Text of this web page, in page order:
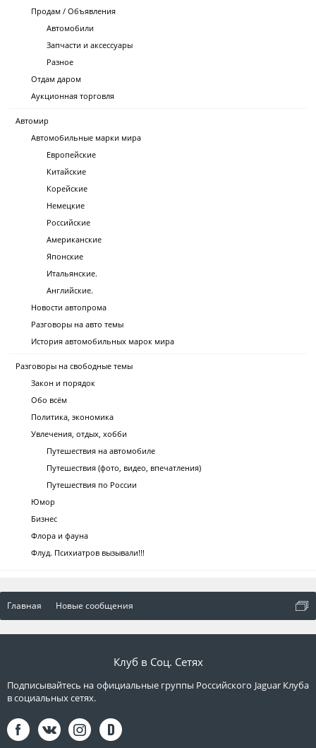
Продам / Объявления
Автомобили
Запчасти и аксессуары
Разное
Отдам даром
Аукционная торговля
Автомир
Автомобильные марки мира
Европейские
Китайские
Корейские
Немецкие
Российские
Американские
Японские
Итальянские.
Английские.
Новости автопрома
Разговоры на авто темы
История автомобильных марок мира
Разговоры на свободные темы
Закон и порядок
Обо всём
Политика, экономика
Увлечения, отдых, хобби
Путешествия на автомобиле
Путешествия (фото, видео, впечатления)
Путешествия по России
Юмор
Бизнес
Флора и фауна
Флуд. Психиатров вызывали!!!
Главная Новые сообщения
Клуб в Соц. Сетях
Подписывайтесь на официальные группы Российского Jaguar Клуба
в социальных сетях.